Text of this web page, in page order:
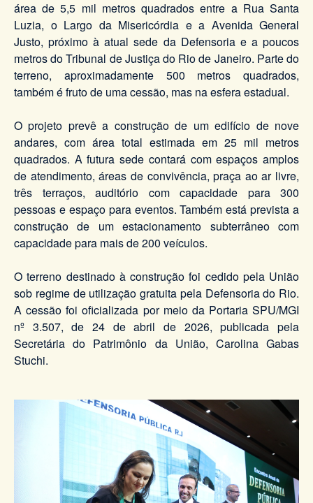
área de 5,5 mil metros quadrados entre a Rua Santa
Luzia, o Largo da Misericórdia e a Avenida General
Justo, próximo à atual sede da Defensoria e a poucos
metros do Tribunal de Justiça do Rio de Janeiro. Parte do
terreno, aproximadamente 500 metros quadrados,
também é fruto de uma cessão, mas na esfera estadual.
O projeto prevê a construção de um edifício de nove
andares, com área total estimada em 25 mil metros
quadrados. A futura sede contará com espaços amplos
de atendimento, áreas de convivência, praça ao ar livre,
três terraços, auditório com capacidade para 300
pessoas e espaço para eventos. Também está prevista a
construção de um estacionamento subterrâneo com
capacidade para mais de 200 veículos.
O terreno destinado à construção foi cedido pela União
sob regime de utilização gratuita pela Defensoria do Rio.
A cessão foi oficializada por meio da Portaria SPU/MGI
nº 3.507, de 24 de abril de 2026, publicada pela
Secretária do Patrimônio da União, Carolina Gabas
Stuchi.